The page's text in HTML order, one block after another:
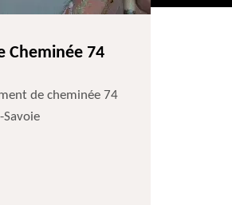
Cheminée 74
de cheminée 74
Savoie